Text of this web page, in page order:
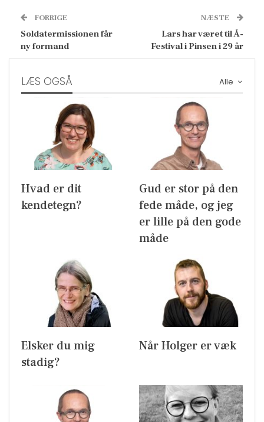
FORRIGE
Soldatermissionen får
ny formand
NÆSTE
Lars har været til Å-
Festival i Pinsen i 29 år
Alle
LÆS OGSÅ
Hvad er dit
kendetegn?
Gud er stor på den
fede måde, og jeg
er lille på den gode
måde
Elsker du mig
stadig?
Når Holger er væk